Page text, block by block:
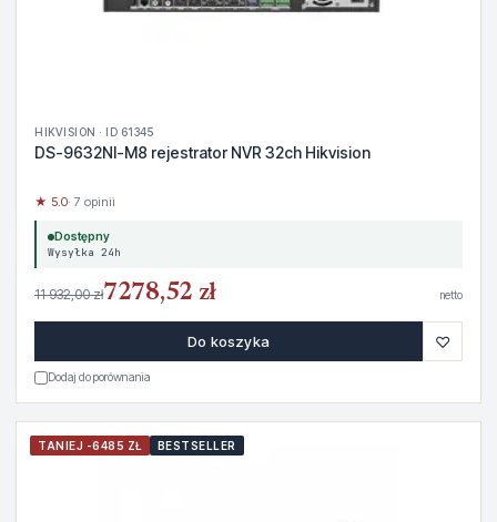
HIKVISION · ID 61345
DS-9632NI-M8 rejestrator NVR 32ch Hikvision
★ 5.0· 7 opinii
Dostępny
Wysyłka 24h
11 932,00 zł7278,52 zł netto
Do koszyka ♡
Dodaj do porównania
TANIEJ -6485 ZŁ BESTSELLER